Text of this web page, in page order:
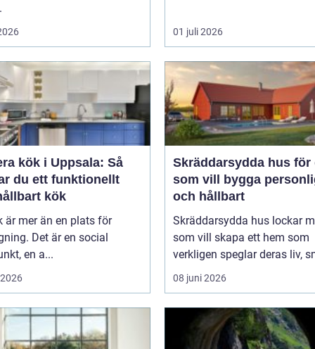
01 juli 2026
kök i Uppsala: Så
du ett funktionellt
kök
är mer än en plats för
Det är en social
en a...
Skräddarsydda hus för
som vill bygga
och hållbart
Skräddarsydda hus lockar
som vill skapa ett hem som
verkligen speglar deras liv,
08 juni 2026